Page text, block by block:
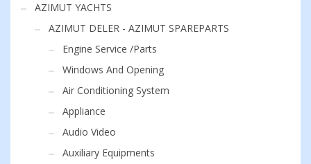
AZIMUT YACHTS
AZIMUT DELER - AZIMUT SPAREPARTS
Engine Service /Parts
Windows And Opening
Air Conditioning System
Appliance
Audio Video
Auxiliary Equipments